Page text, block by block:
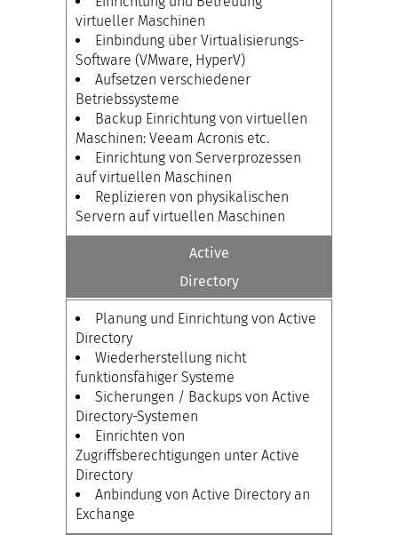
virtueller Maschinen
Einbindung über Virtualisierungs-
Software (VMware, HyperV)
Aufsetzen verschiedener
Betriebssysteme
Backup Einrichtung von virtuellen
Maschinen: Veeam Acronis etc.
Einrichtung von Serverprozessen
auf virtuellen Maschinen
Replizieren von physikalischen
Servern auf virtuellen Maschinen
Active
Directory
Planung und Einrichtung von Active
Directory
Wiederherstellung nicht
funktionsfähiger Systeme
Sicherungen / Backups von Active
Directory-Systemen
Einrichten von
Zugriffsberechtigungen unter Active
Directory
Anbindung von Active Directory an
Exchange